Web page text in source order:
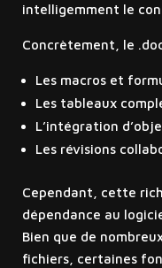
intelligemment le
Concrètement, le
Les macros et
Les tableaux
L’intégration
Les révisions
Cependant, cette
dépendance au
Bien que de
fichiers, certaines